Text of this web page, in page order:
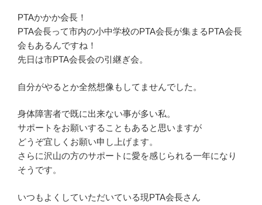
PTAかかか会長！
PTA会長って市内の小中学校のPTA会長が集まるPTA会長
会もあるんですね！
先日は市PTA会長会の引継ぎ会。
自分がやるとか全然想像もしてませんでした。
身体障害者で既に出来ない事が多い私。
サポートをお願いすることもあると思いますが
どうぞ宜しくお願い申し上げます。
さらに沢山の方のサポートに愛を感じられる一年になり
そうです。
いつもよくしていただいている現PTA会長さん